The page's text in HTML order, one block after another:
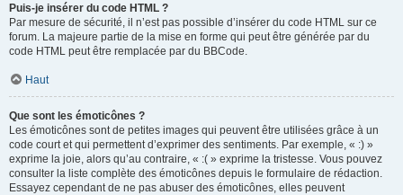
Puis-je insérer du code HTML ?
Par mesure de sécurité, il n’est pas possible d’insérer du code HTML sur ce
forum. La majeure partie de la mise en forme qui peut être générée par du
code HTML peut être remplacée par du BBCode.
Haut
Que sont les émoticônes ?
Les émoticônes sont de petites images qui peuvent être utilisées grâce à un
code court et qui permettent d’exprimer des sentiments. Par exemple, « :) »
exprime la joie, alors qu’au contraire, « :( » exprime la tristesse. Vous pouvez
consulter la liste complète des émoticônes depuis le formulaire de rédaction.
Essayez cependant de ne pas abuser des émoticônes, elles peuvent